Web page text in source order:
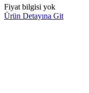
Fiyat bilgisi yok
Ürün Detayına Git